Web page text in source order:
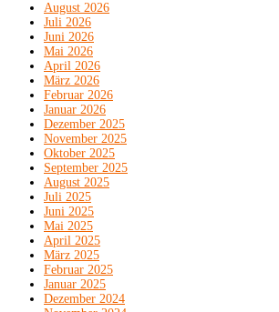
August 2026
Juli 2026
Juni 2026
Mai 2026
April 2026
März 2026
Februar 2026
Januar 2026
Dezember 2025
November 2025
Oktober 2025
September 2025
August 2025
Juli 2025
Juni 2025
Mai 2025
April 2025
März 2025
Februar 2025
Januar 2025
Dezember 2024